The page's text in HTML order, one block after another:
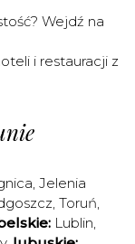
Wejdź na
i restauracji z
, Jelenia
, Toruń,
Lublin,